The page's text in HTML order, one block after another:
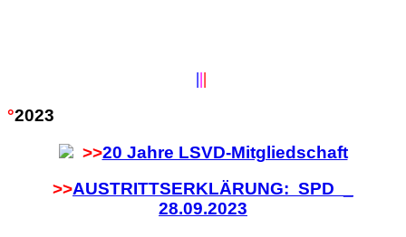
|||
°2023
>>20 Jahre LSVD-Mitgliedschaft
>>AUSTRITTSERKLÄRUNG: SPD _
28.09.2023